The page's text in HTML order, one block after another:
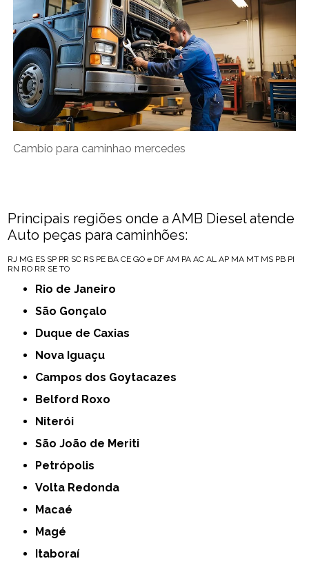
Cambio para caminhao mercedes
Principais regiões onde a AMB Diesel atende
Auto peças para caminhões:
RJ MG ES SP PR SC RS PE BA CE GO e DF AM PA AC AL AP MA MT MS PB PI
RN RO RR SE TO
Rio de Janeiro
São Gonçalo
Duque de Caxias
Nova Iguaçu
Campos dos Goytacazes
Belford Roxo
Niterói
São João de Meriti
Petrópolis
Volta Redonda
Macaé
Magé
Itaboraí